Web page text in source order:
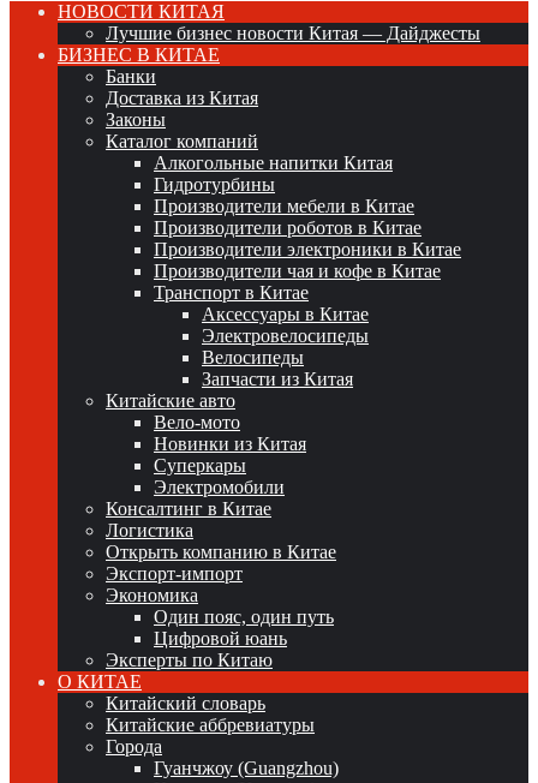
НОВОСТИ КИТАЯ
Лучшие бизнес новости Китая — Дайджесты
БИЗНЕС В КИТАЕ
Банки
Доставка из Китая
Законы
Каталог компаний
Алкогольные напитки Китая
Гидротурбины
Производители мебели в Китае
Производители роботов в Китае
Производители электроники в Китае
Производители чая и кофе в Китае
Транспорт в Китае
Аксессуары в Китае
Электровелосипеды
Велосипеды
Запчасти из Китая
Китайские авто
Вело-мото
Новинки из Китая
Суперкары
Электромобили
Консалтинг в Китае
Логистика
Открыть компанию в Китае
Экспорт-импорт
Экономика
Один пояс, один путь
Цифровой юань
Эксперты по Китаю
О КИТАЕ
Китайский словарь
Китайские аббревиатуры
Города
Гуанчжоу (Guangzhou)